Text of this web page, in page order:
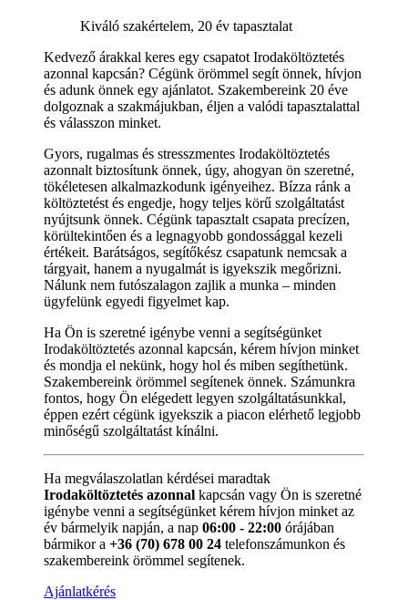
Kiváló szakértelem, 20 év tapasztalat
Kedvező árakkal keres egy csapatot Irodaköltöztetés
azonnal kapcsán? Cégünk örömmel segít önnek, hívjon
és adunk önnek egy ajánlatot. Szakembereink 20 éve
dolgoznak a szakmájukban, éljen a valódi tapasztalattal
és válasszon minket.
Gyors, rugalmas és stresszmentes Irodaköltöztetés
azonnalt biztosítunk önnek, úgy, ahogyan ön szeretné,
tökéletesen alkalmazkodunk igényeihez. Bízza ránk a
költöztetést és engedje, hogy teljes körű szolgáltatást
nyújtsunk önnek. Cégünk tapasztalt csapata precízen,
körültekintően és a legnagyobb gondossággal kezeli
értékeit. Barátságos, segítőkész csapatunk nemcsak a
tárgyait, hanem a nyugalmát is igyekszik megőrizni.
Nálunk nem futószalagon zajlik a munka – minden
ügyfelünk egyedi figyelmet kap.
Ha Ön is szeretné igénybe venni a segítségünket
Irodaköltöztetés azonnal kapcsán, kérem hívjon minket
és mondja el nekünk, hogy hol és miben segíthetünk.
Szakembereink örömmel segítenek önnek. Számunkra
fontos, hogy Ön elégedett legyen szolgáltatásunkkal,
éppen ezért cégünk igyekszik a piacon elérhető legjobb
minőségű szolgáltatást kínálni.
Ha megválaszolatlan kérdései maradtak
Irodaköltöztetés azonnal kapcsán vagy Ön is szeretné
igénybe venni a segítségünket kérem hívjon minket az
év bármelyik napján, a nap 06:00 - 22:00 órájában
bármikor a +36 (70) 678 00 24 telefonszámunkon és
szakembereink örömmel segítenek.
Ajánlatkérés